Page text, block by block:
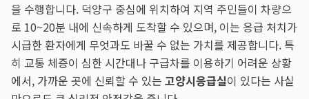
을 수행합니다. 덕양구 중심에 위치하여 지역 주민들이 차량으
로 10~20분 내에 신속하게 도착할 수 있으며, 이는 응급 처치가
시급한 환자에게 무엇과도 바꿀 수 없는 가치를 제공합니다. 특
히 교통 체증이 심한 시간대나 구급차를 이용하기 어려운 상황
에서, 가까운 곳에 신뢰할 수 있는 고양시응급실이 있다는 사실